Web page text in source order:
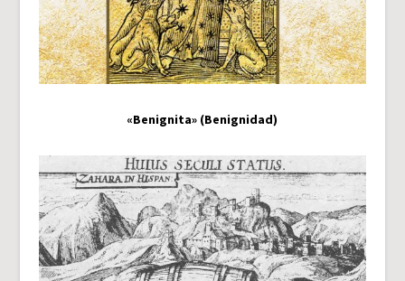
«Benignita» (Benignidad)